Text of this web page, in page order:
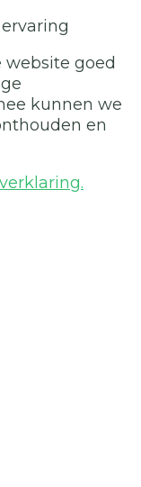
goed
kunnen we
en